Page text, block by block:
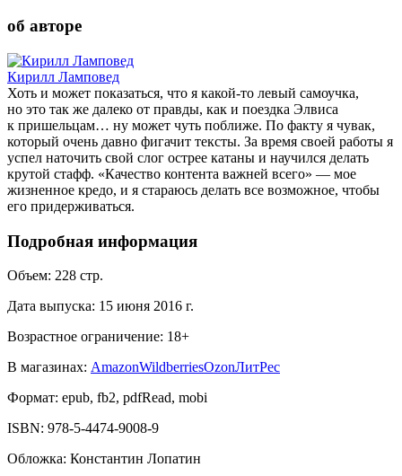
об авторе
Кирилл Ламповед
Хоть и может показаться, что я какой-то левый самоучка,
но это так же далеко от правды, как и поездка Элвиса
к пришельцам… ну может чуть поближе. По факту я чувак,
который очень давно фигачит тексты. За время своей работы я
успел наточить свой слог острее катаны и научился делать
крутой стафф. «Качество контента важней всего» — мое
жизненное кредо, и я стараюсь делать все возможное, чтобы
его придерживаться.
Подробная информация
Объем: 228 стр.
Дата выпуска: 15 июня 2016 г.
Возрастное ограничение: 18+
В магазинах: AmazonWildberriesOzonЛитРес
Формат: epub, fb2, pdfRead, mobi
ISBN: 978-5-4474-9008-9
Обложка: Константин Лопатин